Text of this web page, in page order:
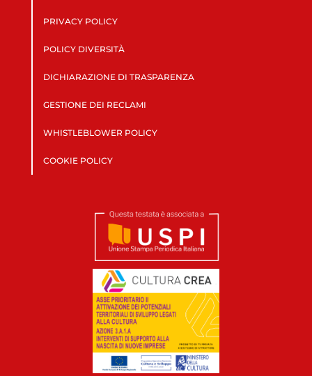
PRIVACY POLICY
POLICY DIVERSITÀ
DICHIARAZIONE DI TRASPARENZA
GESTIONE DEI RECLAMI
WHISTLEBLOWER POLICY
COOKIE POLICY